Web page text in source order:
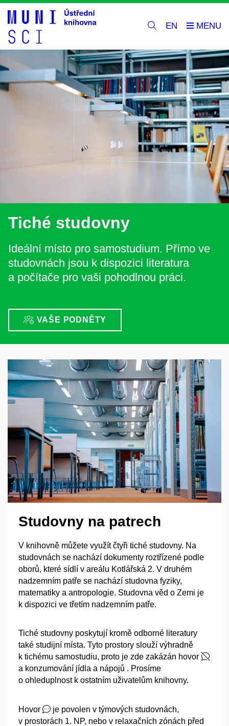
EN
Tiché studovny
Ideální místo pro samostudium. Přímo ve
studovnách jsou k dispozici literatura
a počítače pro vaši pohodlnou práci.
VAŠE PODNĚTY
Studovny na patrech
V knihovně můžete využít čtyři tiché studovny. Na
studovnách se nachází dokumenty roztřízené podle
oborů, které sídlí v areálu Kotlářská 2. V druhém
nadzemním patře se nachází studovna fyziky,
matematiky a antropologie. Studovna věd o Zemi je
k dispozici ve třetím nadzemním patře.
Tiché studovny poskytují kromě odborné literatury
také studijní místa. Tyto prostory slouží výhradně
k tichému samostudiu, proto je zde zakázán hovor
a konzumování jídla a nápojů . Prosíme
o ohleduplnost k ostatním uživatelům knihovny.
Hovor
je povolen v týmových studovnách,
v prostorách 1. NP, nebo v relaxačních zónách před